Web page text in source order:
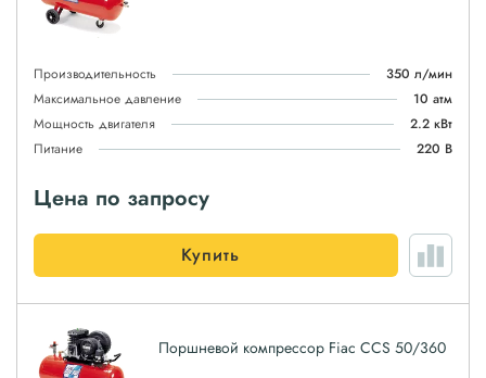
Производительность
350 л/мин
Максимальное давление
10 атм
Мощность двигателя
2.2 кВт
Питание
220 В
Цена по запросу
Купить
Поршневой компрессор Fiac CCS 50/360